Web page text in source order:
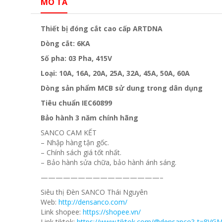
Thiết bị đóng cắt cao cấp ARTDNA
Dòng cắt: 6KA
Số pha: 03 Pha, 415V
Loại: 10A, 16A, 20A, 25A, 32A, 45A, 50A, 60A
Dòng sản phẩm MCB sử dung trong dân dụng
Tiêu chuẩn IEC60899
Bảo hành 3 năm chính hãng
SANCO CAM KẾT
– Nhập hàng tận gốc.
– Chính sách giá tốt nhất.
– Bảo hành sửa chữa, bảo hành ánh sáng.
————————————————–
Siêu thị Đèn SANCO Thái Nguyên
Web: http://densanco.com/
Link shopee: https://shopee.vn/